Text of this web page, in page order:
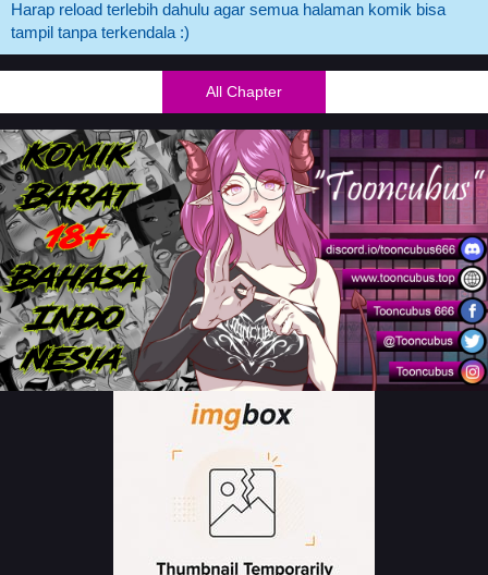
Harap reload terlebih dahulu agar semua halaman komik bisa
tampil tanpa terkendala :)
All Chapter